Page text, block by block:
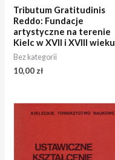
Tributum Gratitudinis
Reddo: Fundacje
artystyczne na terenie
Kielc w XVII i XVIII wieku
Bez kategorii
10,00zł